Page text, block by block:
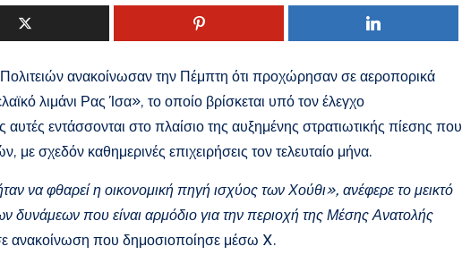
ανακοίνωσαν την Πέμπτη ότι προχώρησαν σε αεροπορικά
λιμάνι Ρας Ίσα», το οποίο βρίσκεται υπό τον έλεγχο
αυτές εντάσσονται στο πλαίσιο της αυξημένης στρατιωτικής πίεσης που
με σχεδόν καθημερινές επιχειρήσεις τον τελευταίο μήνα.
να φθαρεί η οικονομική πηγή ισχύος των Χούθι», ανέφερε το μεικτό
δυνάμεων που είναι αρμόδιο για την περιοχή της Μέσης Ανατολής
ανακοίνωση που δημοσιοποίησε μέσω X.